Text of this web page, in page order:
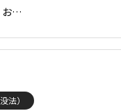
お…
法）